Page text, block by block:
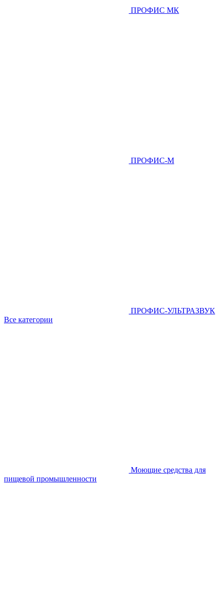
ПРОФИС МК
ПРОФИС-М
ПРОФИС-УЛЬТРАЗВУК
Все категории
Моющие средства для
пищевой промышленности